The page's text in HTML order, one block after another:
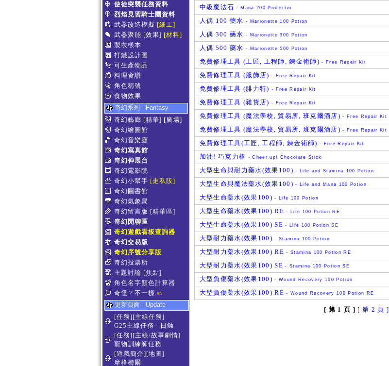
使徒突襲任務資料
烈焰見習騎士團資料
武器改造模擬 [細工]
武器聚能 [效果] [材料]
製衣樣本
打鐵設計圖
可生產物品
料理食譜
角色稱號
食物效果
奇幻系列 - Fantasy
奇幻藝廊 [精華] [廣場]
奇幻繪圖館
奇幻音樂廳
奇幻寫真館
奇幻伸展台
奇幻電影院
奇幻小幫手 [走私販]
奇幻圖書館
奇幻氣象局
奇幻留言版 [精華區]
奇幻閒聊區
奇幻遊戲看板查詢器
奇幻交易版
奇幻序號分享版
奇幻投票所
主題討論 [焦點]
角色名字顏色計算器
奇怪？不一樣 #5
更新頁面 - Update
[任務][主線任務]
G25主線任務 - 日蝕
[任務][主線/故事劇情]
寵物訓練師任務
[遊戲簡介][地圖]
摩格梅爾
中級魔法石 - Mana 200 Protector
人偶 100 藥水 - Marionette 100 Potion
人偶 300 藥水 - Marionette 300 Potion
人偶 500 藥水 - Marionette 500 Potion
免費修理工具 (工匠, 工程師, 鍊金術師) - Free Repair Kit
免費修理工具 (服飾店) - Free Repair Kit
免費修理工具 (腓力特) - Free Repair Kit
免費修理工具 (雜貨店) - Free Repair Kit
免費修理工具 (魔法學校, 貿易所, 班克爾酒店) - Free Repair Kit
免費修理工具 (魔法學校, 貿易所, 班克爾酒店) - Free Repair Kit
免費修理工具(工匠, 工程師, 鍊金術師) - Free Repair Kit
加油! 巧克力棒 - Cheer up! Chocolate Stick
大型生命與耐力藥水(效果100) - Life and Stamina 100 Potion
大型生命與魔法藥水(效果100) - Life and Mana 100 Potion
大型生命藥水(效果100) - Life 100 Potion
大型生命藥水(效果100) RE - Life 100 Potion RE
大型生命藥水(效果100) SE - Life 100 Potion SE
大型耐力藥水(效果100) - Stamina 100 Potion
大型耐力藥水(效果100) RE - Stamina 100 Potion RE
大型耐力藥水(效果100) SE - Stamina 100 Potion SE
大型負傷藥水(效果100) - Wound Recovery 100 Potion
大型負傷藥水(效果100) RE - Wound Recovery 100 Potion RE
[ 第 1 頁 ] [ 第 2 頁 ]